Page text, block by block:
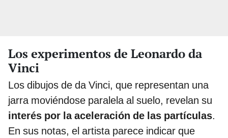
Los experimentos de Leonardo da
Vinci
Los dibujos de da Vinci, que representan una
jarra moviéndose paralela al suelo, revelan su
interés por la aceleración de las partículas.
En sus notas, el artista parece indicar que